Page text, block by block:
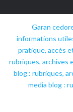
Garan
informations
pratique, accès
rubriques, archives
blog : rubriques,
media blog :